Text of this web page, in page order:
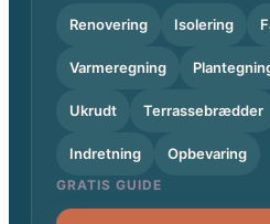
Renovering Isolering
Varmeregning
Ukrudt Terrassebrædder
Indretning Opbevaring
GRATIS GUIDE